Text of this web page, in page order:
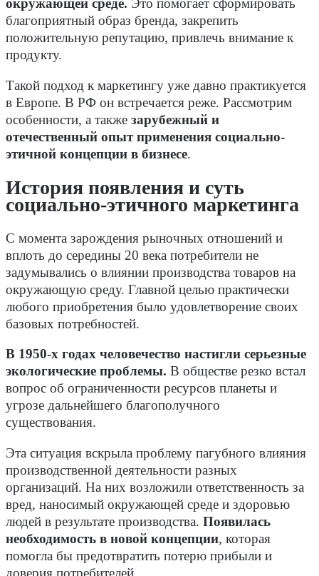
окружающей среде. Это помогает сформировать
благоприятный образ бренда, закрепить
положительную репутацию, привлечь внимание к
продукту.
Такой подход к маркетингу уже давно практикуется
в Европе. В РФ он встречается реже. Рассмотрим
особенности, а также зарубежный и
отечественный опыт применения социально-
этичной концепции в бизнесе.
История появления и суть
социально-этичного маркетинга
С момента зарождения рыночных отношений и
вплоть до середины 20 века потребители не
задумывались о влиянии производства товаров на
окружающую среду. Главной целью практически
любого приобретения было удовлетворение своих
базовых потребностей.
В 1950-х годах человечество настигли серьезные
экологические проблемы. В обществе резко встал
вопрос об ограниченности ресурсов планеты и
угрозе дальнейшего благополучного
существования.
Эта ситуация вскрыла проблему пагубного влияния
производственной деятельности разных
организаций. На них возложили ответственность за
вред, наносимый окружающей среде и здоровью
людей в результате производства. Появилась
необходимость в новой концепции, которая
помогла бы предотвратить потерю прибыли и
доверия потребителей.